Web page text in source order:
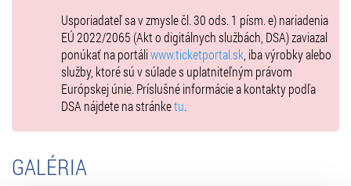
3-dňová dospelí - 18 €
3-dňová deti a mládež od 140 cm výšky a do veku 18 rokov, držitelia
platnej ISIC karty - 5 €
3-dňová deti do 140 cm, dospelí nad 62 rokov a ŤZP-S – zadarmo
1-dňová nedeľa dospelí – 8€
1-dňová nedeľa detský – 5€
1-dňová nedeľa deti a mládež od 140 cm výšky do 18 rokov, držitelia
Usporiadateľ sa v zmysle čl. 30 ods. 1 písm. e) nariadenia
EÚ 2022/2065 (Akt o digitálnych službách, DSA) zaviazal
ponúkať na portáliwww.ticketportal.sk , iba výrobky alebo
služby, ktoré sú v súlade s uplatniteľným právom
Európskej únie. Príslušné informácie a kontakty podľa
DSA nájdete na stránketu.
GALÉRIA